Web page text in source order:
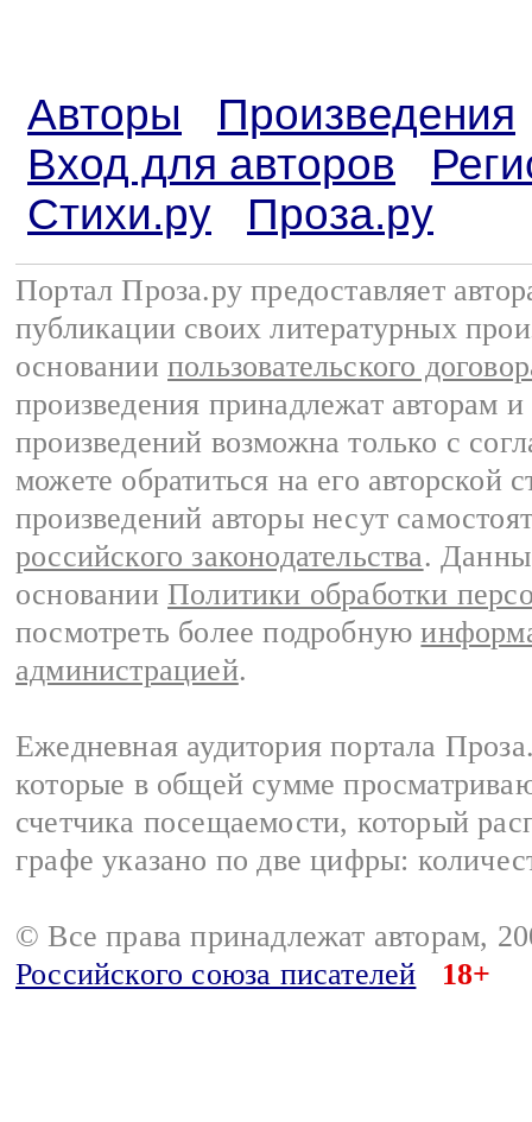
Авторы
Произведения
Вход для авторов
Стихи.ру
Проза.ру
Портал Проза.ру предоставляет
публикации своих литературных
основании пользовательского
произведения принадлежат авторам
произведений возможна только с
можете обратиться на его авторской
произведений авторы несут
российского законодательства.
основании Политики обработки
посмотреть более подробную
администрацией.
Ежедневная аудитория портала
которые в общей сумме
счетчика посещаемости, который
графе указано по две цифры:
© Все права принадлежат авторам,
Российского союза писателей
18+